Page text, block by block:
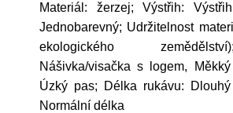
Materiál: žerzej; Výstřih:
Jednobarevný; Udržitelnost
ekologického
Nášivka/visačka s logem,
Úzký pas; Délka rukávu:
Normální délka